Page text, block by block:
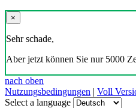
×
Sehr schade,
Aber jetzt können Sie nur 5000
nach oben
Nutzungsbedingungen | Voll
Select a language